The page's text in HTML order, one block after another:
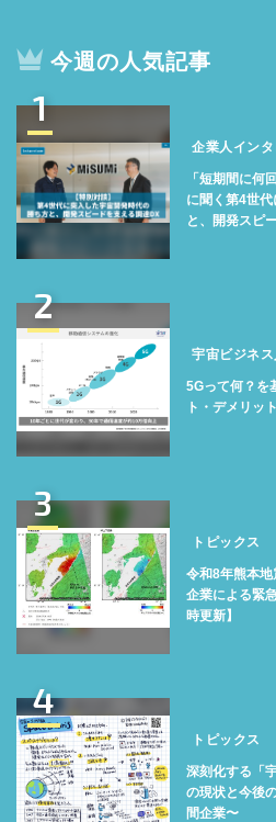
今週の人気記事
1
企業人イン
「短期間に何
に聞く第4世
と、開発スピ
2
宇宙ビジネ
5Gって何？を
ト・デメリッ
3
トピックス
令和8年熊本
企業による緊
時更新】
4
トピックス
深刻化する「
の現状と今後
間企業〜